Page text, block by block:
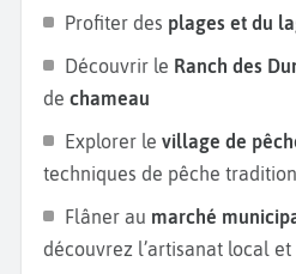
Profiter des plages et du
Découvrir le Ranch des
de chameau
Explorer le village de
techniques de pêche
Flâner au marché
découvrez l’artisanat local